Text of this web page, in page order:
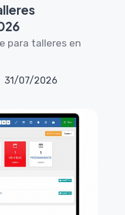
para talleres en
31/07/2026